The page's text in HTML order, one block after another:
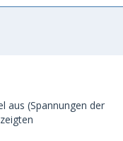
aus (Spannungen der